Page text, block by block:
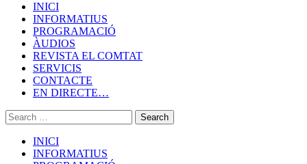
INICI
INFORMATIUS
PROGRAMACIÓ
ÀUDIOS
REVISTA EL COMTAT
SERVICIS
CONTACTE
EN DIRECTE…
INICI
INFORMATIUS